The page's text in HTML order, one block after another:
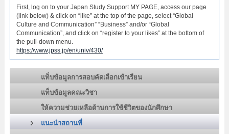
First, log on to your Japan Study Support MY PAGE, access our page
(link below) & click on “like” at the top of the page, select “Global
Culture and Communication” “Business” and/or “Global
Communication”, and click on “register to your likes” at the bottom of
the pull-down menu.
https://www.jpss.jp/en/univ/430/
แท็บข้อมูลการสอบคัดเลือกเข้าเรียน
แท็บข้อมูลคณะวิชา
ให้ความช่วยเหลือด้านการใช้ชีวิตของนักศึกษา
แนะนำสถานที่